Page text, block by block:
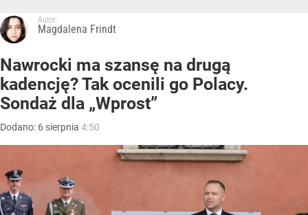
Autor:
Magdalena Frindt
Nawrocki ma szansę na drugą
kadencję? Tak ocenili go Polacy.
Sondaż dla „Wprost”
Dodano: 6 sierpnia 4:50